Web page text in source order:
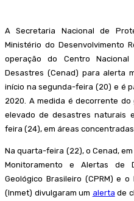
A Secretaria Nacional de
Ministério do Desenvolvimento
operação do Centro
Desastres (Cenad) para alerta
início na segunda-feira (20) e é
2020. A medida é decorrente
elevado de desastres naturais
feira (24), em áreas concentradas.
Na quarta-feira (22), o Cenad,
Monitoramento e Alertas de
Geológico Brasileiro (CPRM) e
(Inmet) divulgaram um alerta de